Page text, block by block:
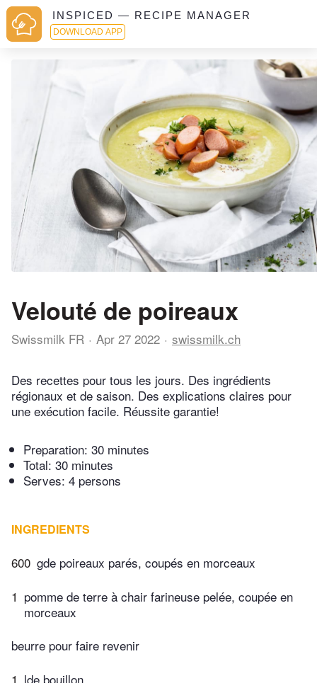
INSPICED — RECIPE MANAGER
DOWNLOAD APP
Velouté de poireaux
Swissmilk FR Apr 27 2022 swissmilk.ch
Des recettes pour tous les jours. Des ingrédients
régionaux et de saison. Des explications claires pour
une exécution facile. Réussite garantie!
Preparation: 30 minutes
Total: 30 minutes
Serves: 4 persons
INGREDIENTS
600 gde poireaux parés, coupés en morceaux
1 pomme de terre à chair farineuse pelée, coupée en
morceaux
beurre pour faire revenir
1 lde bouillon